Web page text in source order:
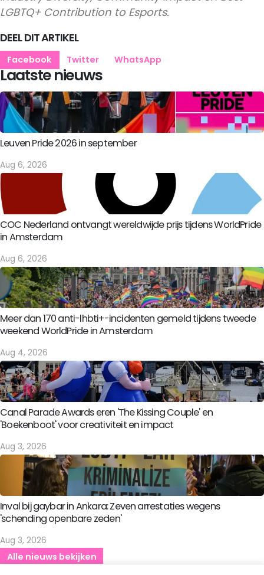
LGBTQ+ Contribution to Esports.
DEEL DIT ARTIKEL
Facebook Twitter WhatsApp
Laatste nieuws
Leuven Pride 2026 in september
Aug 6, 2026
COC Nederland ontvangt wereldwijde prijs tijdens WorldPride
in Amsterdam
Aug 6, 2026
Meer dan 170 anti-lhbti+-incidenten gemeld tijdens tweede
weekend WorldPride in Amsterdam
Aug 4, 2026
Canal Parade Awards eren 'The Kissing Couple' en
'Boekenboot' voor creativiteit en impact
Aug 3, 2026
Inval bij gaybar in Ankara: Zeven arrestaties wegens
'schending openbare zeden'
Aug 3, 2026
Alle nieuws bekijken